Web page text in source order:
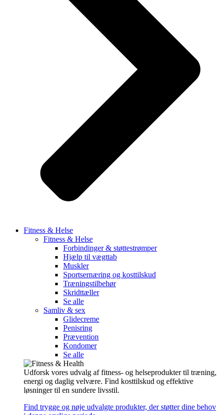
Fitness & Helse
Fitness & Helse
Forbindinger & støttestrømper
Hjælp til vægttab
Muskler
Sportsernæring og kosttilskud
Træningstilbehør
Skridttæller
Se alle
Samliv & sex
Glidecreme
Penisring
Prævention
Kondomer
Se alle
Udforsk vores udvalg af fitness- og helseprodukter til træning,
energi og daglig velvære. Find kosttilskud og effektive
løsninger til en sundere livsstil.
Find trygge og nøje udvalgte produkter, der støtter dine behov